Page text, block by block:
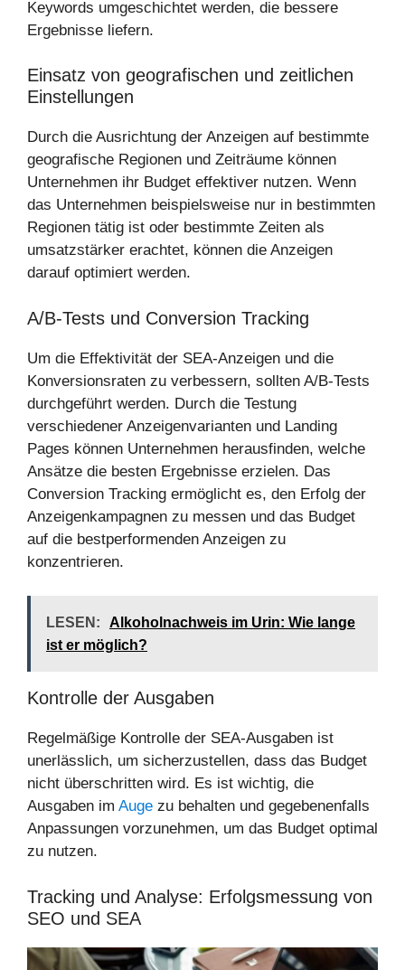
Keywords umgeschichtet werden, die bessere
Ergebnisse liefern.
Einsatz von geografischen und zeitlichen
Einstellungen
Durch die Ausrichtung der Anzeigen auf bestimmte
geografische Regionen und Zeiträume können
Unternehmen ihr Budget effektiver nutzen. Wenn
das Unternehmen beispielsweise nur in bestimmten
Regionen tätig ist oder bestimmte Zeiten als
umsatzstärker erachtet, können die Anzeigen
darauf optimiert werden.
A/B-Tests und Conversion Tracking
Um die Effektivität der SEA-Anzeigen und die
Konversionsraten zu verbessern, sollten A/B-Tests
durchgeführt werden. Durch die Testung
verschiedener Anzeigenvarianten und Landing
Pages können Unternehmen herausfinden, welche
Ansätze die besten Ergebnisse erzielen. Das
Conversion Tracking ermöglicht es, den Erfolg der
Anzeigenkampagnen zu messen und das Budget
auf die bestperformenden Anzeigen zu
konzentrieren.
LESEN:
Alkoholnachweis im Urin: Wie lange
ist er möglich?
Kontrolle der Ausgaben
Regelmäßige Kontrolle der SEA-Ausgaben ist
unerlässlich, um sicherzustellen, dass das Budget
nicht überschritten wird. Es ist wichtig, die
Ausgaben im Auge zu behalten und gegebenenfalls
Anpassungen vorzunehmen, um das Budget optimal
zu nutzen.
Tracking und Analyse: Erfolgsmessung von
SEO und SEA